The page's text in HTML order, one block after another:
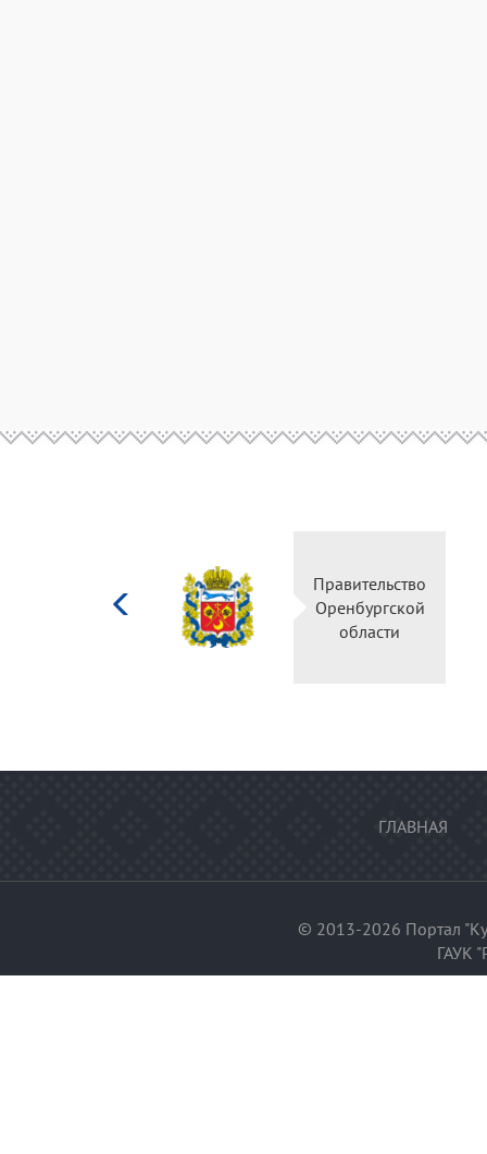
Министерство
культуры
Российской
федерации
ГЛАВНАЯ
© 2013-2026 Портал
ГАУК